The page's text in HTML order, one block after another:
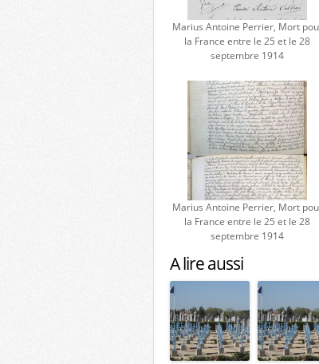
Marius Antoine Perrier, Mort
la France entre le 25 et le 28
septembre 1914
Marius Antoine Perrier, Mort
la France entre le 25 et le 28
septembre 1914
A lire aussi